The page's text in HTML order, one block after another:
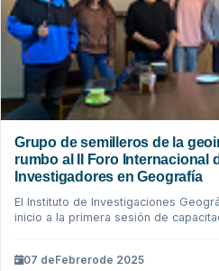
Grupo de semilleros de la
rumbo al II Foro Internacional
Investigadores en Geografía
El Instituto de Investigaciones
inicio a la primera sesión de
07 deFebrerode 2025